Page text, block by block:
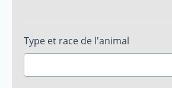
Type et race de l'animal